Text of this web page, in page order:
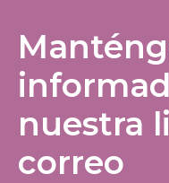
nuestra
correo